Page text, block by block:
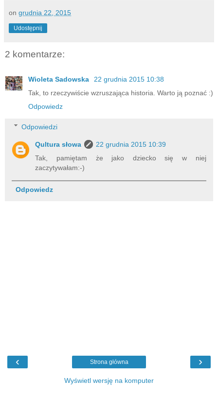
on grudnia 22, 2015
Udostępnij
2 komentarze:
Wioleta Sadowska
22 grudnia 2015 10:38
Tak, to rzeczywiście wzruszająca historia. Warto ją poznać :)
Odpowiedz
Odpowiedzi
Qultura słowa
22 grudnia 2015 10:39
Tak, pamiętam że jako dziecko się w niej
zaczytywałam:-)
Odpowiedz
‹ ›
Strona główna
Wyświetl wersję na komputer